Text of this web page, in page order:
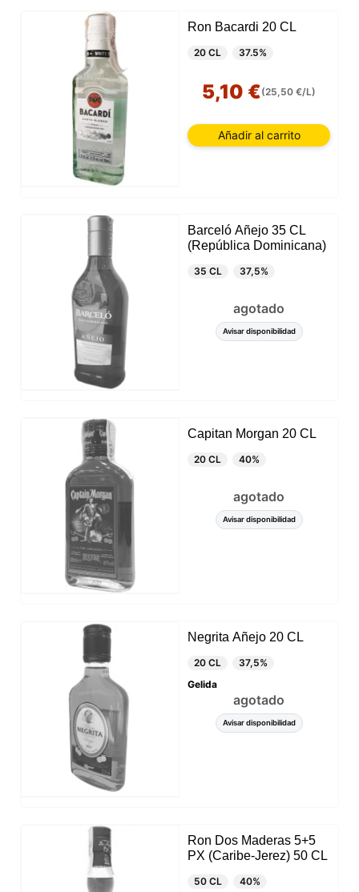
Ron Bacardi 20 CL
20 CL 37.5%
5,10 €(25,50 €/L)
Añadir al carrito
Barceló Añejo 35 CL
(República Dominicana)
35 CL 37,5%
agotado
Avisar disponibilidad
Capitan Morgan 20 CL
20 CL 40%
agotado
Avisar disponibilidad
Negrita Añejo 20 CL
20 CL
37,5%
Gelida
agotado
Avisar disponibilidad
Ron Dos Maderas 5+5
PX (Caribe-Jerez) 50 CL
50 CL 40%